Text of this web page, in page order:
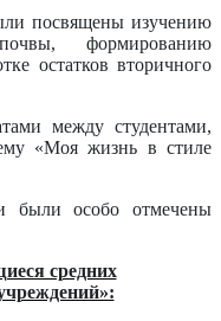
посвящены изучению
формированию
остатков вторичного
между студентами,
«Моя жизнь в стиле
были особо отмечены
средних